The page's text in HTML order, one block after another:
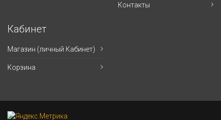
Контакты
Кабинет
Магазин (личный Кабинет)
Корзина